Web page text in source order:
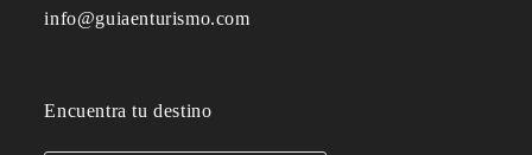
info@guiaenturismo.com
Encuentra tu destino